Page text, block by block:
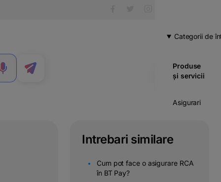
MENIU
Categorii de
Produse
și servicii
Asigurari
Intrebari similare
Cum pot face o asigurare RCA
în BT Pay?